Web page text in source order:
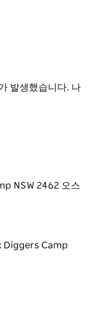
단 11개의 캠핑장
나 서핑을 즐기거
길이의 윌슨
다운 바다 풍경을
발생했습니다. 나
NSW 2462 오스